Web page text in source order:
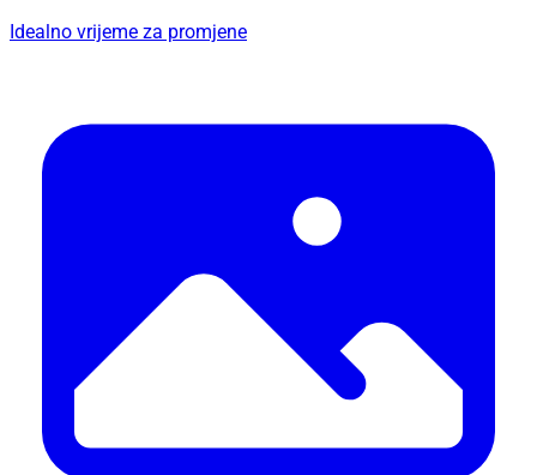
Idealno vrijeme za promjene